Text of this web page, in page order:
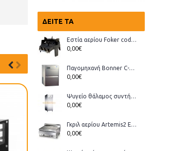
ΔΕΊΤΕ ΤΑ
Εστία αερίου Foker cod.03200 Wok
0,00€
Παγομηχανή Bonner C-70, Ανάδευσης (παγάκι με τρύπα)
0,00€
Ψυγείο θάλαμος συντήρηση Bonner GMT-70
0,00€
Γκριλ αερίου Artemis2 ECO
0,00€